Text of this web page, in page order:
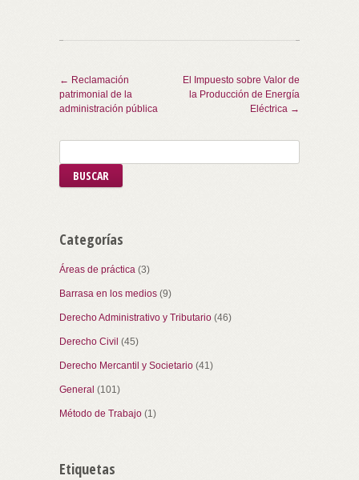
Navegación de entradas
← Reclamación
patrimonial de la
administración pública
El Impuesto sobre Valor de
la Producción de Energía
Eléctrica →
Categorías
Áreas de práctica (3)
Barrasa en los medios (9)
Derecho Administrativo y Tributario (46)
Derecho Civil (45)
Derecho Mercantil y Societario (41)
General (101)
Método de Trabajo (1)
Etiquetas